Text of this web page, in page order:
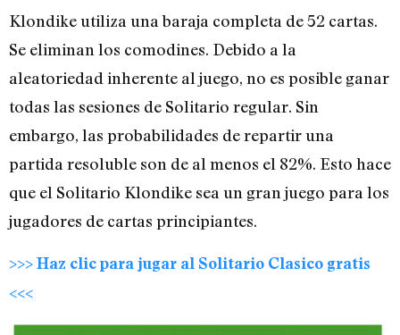
Klondike utiliza una baraja completa de 52 cartas.
Se eliminan los comodines. Debido a la
aleatoriedad inherente al juego, no es posible ganar
todas las sesiones de Solitario regular. Sin
embargo, las probabilidades de repartir una
partida resoluble son de al menos el 82%. Esto hace
que el Solitario Klondike sea un gran juego para los
jugadores de cartas principiantes.
>>> Haz clic para jugar al Solitario Clasico gratis
<<<